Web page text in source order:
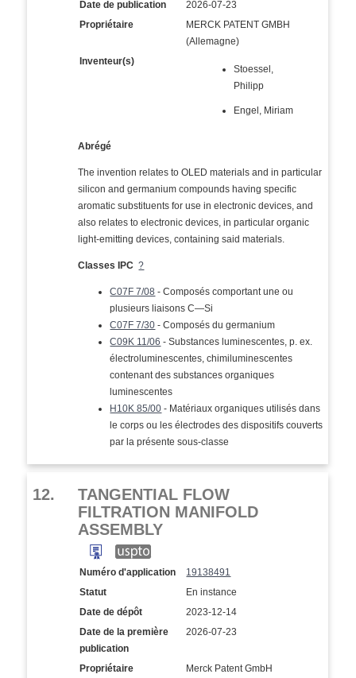
Date de publication
2026-07-23
Propriétaire
MERCK PATENT GMBH
(Allemagne)
Inventeur(s)
Stoessel,
Philipp
Engel, Miriam
Abrégé
The invention relates to OLED materials and in particular
silicon and germanium compounds having specific
aromatic substituents for use in electronic devices, and
also relates to electronic devices, in particular organic
light-emitting devices, containing said materials.
Classes IPC ?
C07F 7/08 - Composés comportant une ou
plusieurs liaisons C—Si
C07F 7/30 - Composés du germanium
C09K 11/06 - Substances luminescentes, p. ex.
électroluminescentes, chimiluminescentes
contenant des substances organiques
luminescentes
H10K 85/00 - Matériaux organiques utilisés dans
le corps ou les électrodes des dispositifs couverts
par la présente sous-classe
12.
TANGENTIAL FLOW
FILTRATION MANIFOLD
ASSEMBLY
Numéro d'application
19138491
Statut
En instance
Date de dépôt
2023-12-14
Date de la première
publication
2026-07-23
Propriétaire
Merck Patent GmbH